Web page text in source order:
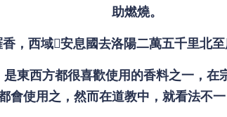
助燃燒。
，西域𫝊安息國去洛陽二萬五千里北
東西方都很喜歡使用的香料之一，
會使用之，然而在道教中，就看法不一